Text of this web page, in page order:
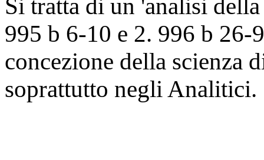
Si tratta di un 'analisi
995 b 6-10 e 2. 996 b 26-
concezione della scienza
soprattutto negli Analitici.